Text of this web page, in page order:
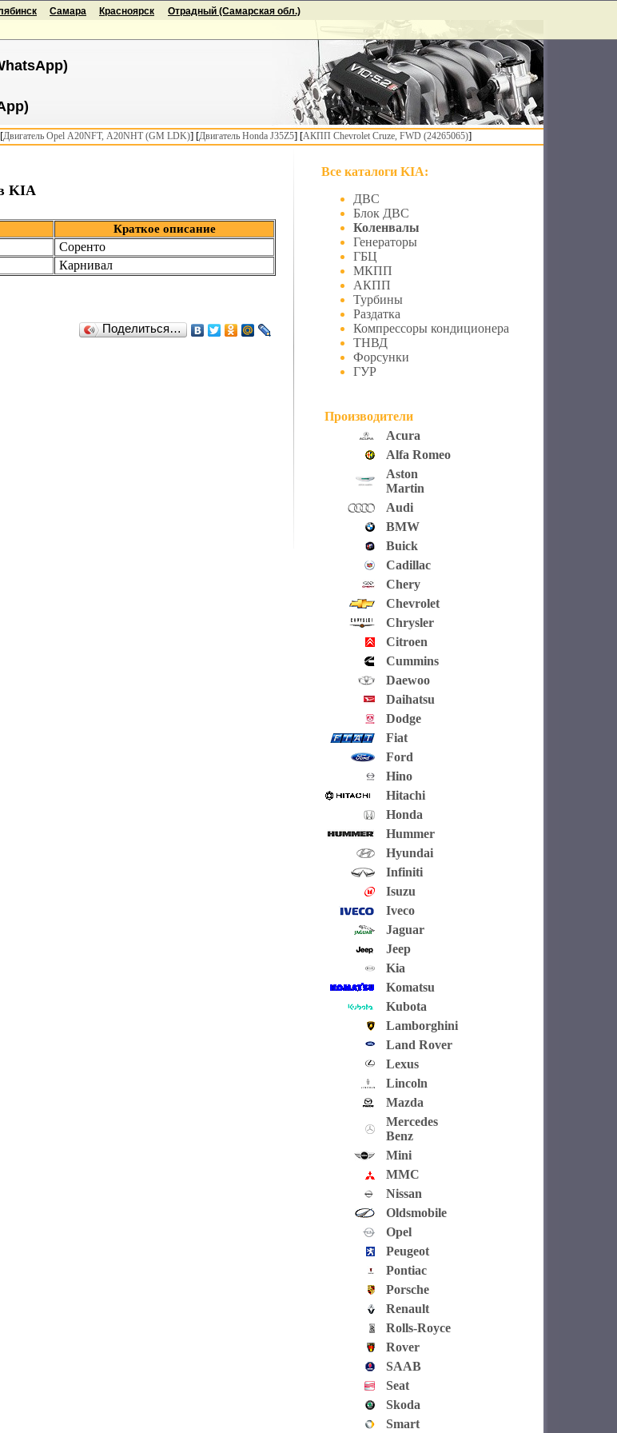
Самара Красноярск
Отрадный (Самарская обл.)
Двигатель Opel A20NFT, A20NHT (GM LDK)] [Двигатель Honda J35Z5] [АКПП Chevrolet Cruze, FWD (24265065)]
KIA
Краткое описание
Соренто
Карнивал
Поделиться…
Все каталоги KIA:
ДВС
Блок ДВС
Коленвалы
Генераторы
ГБЦ
МКПП
АКПП
Турбины
Раздатка
Компрессоры кондиционера
ТНВД
Форсунки
ГУР
Производители
Acura
Alfa Romeo
Aston
Martin
Audi
BMW
Buick
Cadillac
Chery
Chevrolet
Chrysler
Citroen
Cummins
Daewoo
Daihatsu
Dodge
Fiat
Ford
Hino
Hitachi
Honda
Hummer
Hyundai
Infiniti
Isuzu
Iveco
Jaguar
Jeep
Kia
Komatsu
Kubota
Lamborghini
Land Rover
Lexus
Lincoln
Mazda
Mercedes
Benz
Mini
MMC
Nissan
Oldsmobile
Opel
Peugeot
Pontiac
Porsche
Renault
Rolls-Royce
Rover
SAAB
Seat
Skoda
Smart